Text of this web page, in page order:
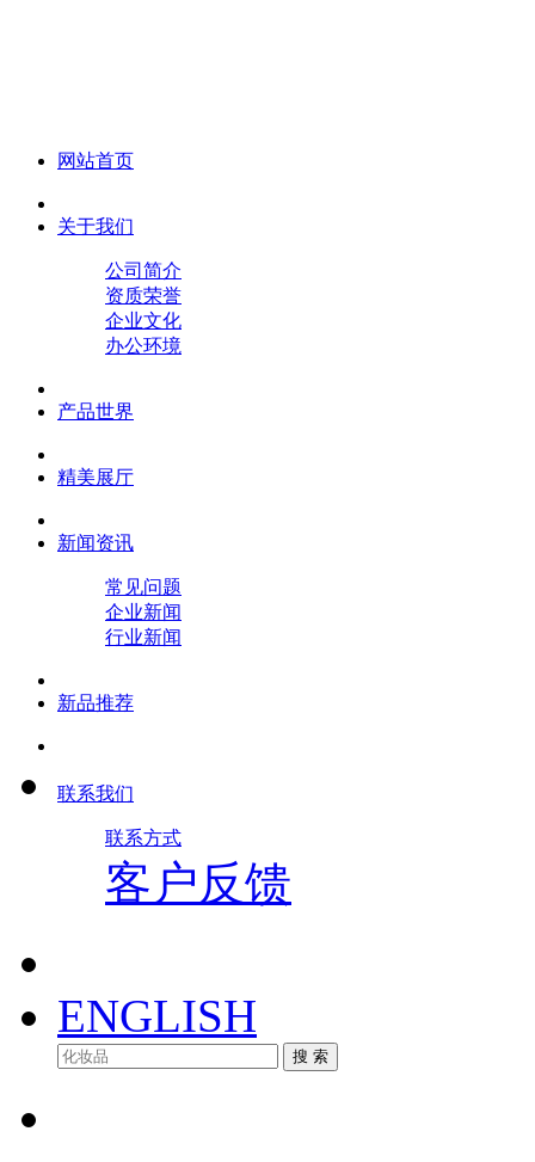
网站首页
关于我们
公司简介
资质荣誉
企业文化
办公环境
产品世界
精美展厅
新闻资讯
常见问题
企业新闻
行业新闻
新品推荐
联系我们
联系方式
客户反馈
ENGLISH